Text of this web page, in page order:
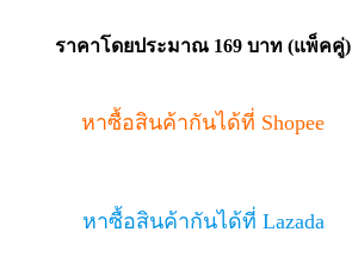
ราคาโดยประมาณ 169 บาท (แพ็คคู่)
หาซื้อสินค้ากันได้ที่ Shopee
หาซื้อสินค้ากันได้ที่ Lazada